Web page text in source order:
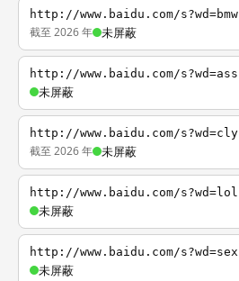
http://www.baidu.com/s?wd=bmw
截至 2026 年 未屏蔽
http://www.baidu.com/s?wd=ass
未屏蔽
http://www.baidu.com/s?wd=cly
截至 2026 年 未屏蔽
http://www.baidu.com/s?wd=lol
未屏蔽
http://www.baidu.com/s?wd=sex
未屏蔽